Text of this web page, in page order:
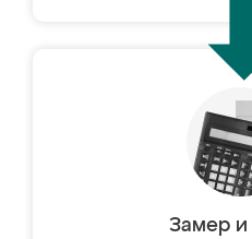
Замер и